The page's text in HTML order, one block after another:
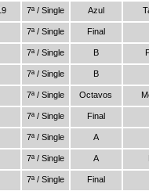
7ª / Single Azul
7ª / Single Final
7ª / Single B
7ª / Single B
7ª / Single Octavos
7ª / Single Final
7ª / Single A
7ª / Single A
7ª / Single Final